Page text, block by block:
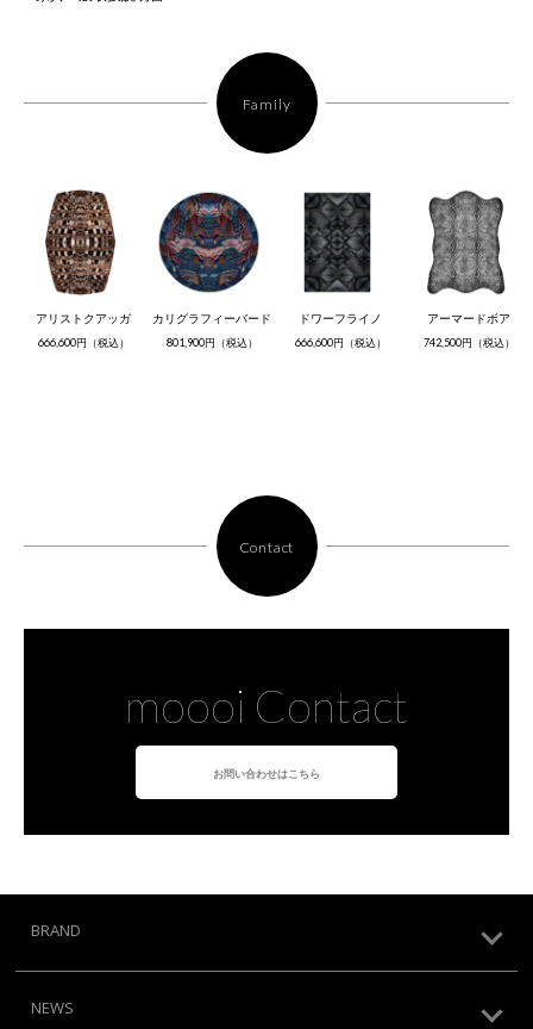
Family
アリストクアッガ
666,600円（税込）
カリグラフィーバード
801,900円（税込）
ドワーフライノ
666,600円（税込）
アーマードボア
742,500円（税込）
Contact
moooi Contact
お問い合わせはこちら
BRAND
NEWS